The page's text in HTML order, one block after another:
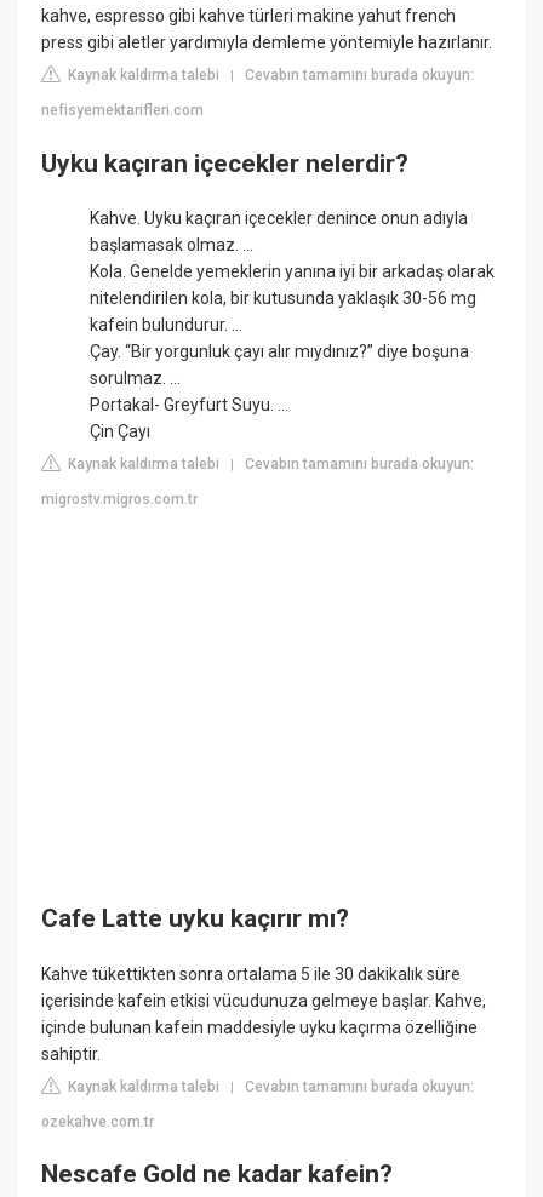
kahve, espresso gibi kahve türleri makine yahut french
press gibi aletler yardımıyla demleme yöntemiyle hazırlanır.
Kaynak kaldırma talebi |Cevabın tamamını burada okuyun:
nefisyemektarifleri.com
Uyku kaçıran içecekler nelerdir?
Kahve. Uyku kaçıran içecekler denince onun adıyla
başlamasak olmaz. ...
Kola. Genelde yemeklerin yanına iyi bir arkadaş olarak
nitelendirilen kola, bir kutusunda yaklaşık 30-56 mg
kafein bulundurur. ...
Çay. “Bir yorgunluk çayı alır mıydınız?” diye boşuna
sorulmaz. ...
Portakal- Greyfurt Suyu. ...
Çin Çayı
Kaynak kaldırma talebi |Cevabın tamamını burada okuyun:
migrostv.migros.com.tr
Cafe Latte uyku kaçırır mı?
Kahve tükettikten sonra ortalama 5 ile 30 dakikalık süre
içerisinde kafein etkisi vücudunuza gelmeye başlar. Kahve,
içinde bulunan kafein maddesiyle uyku kaçırma özelliğine
sahiptir.
Kaynak kaldırma talebi |Cevabın tamamını burada okuyun:
ozekahve.com.tr
Nescafe Gold ne kadar kafein?